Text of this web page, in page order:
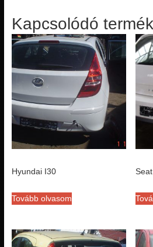
Kapcsolódó
Hyundai I30
Tovább olvasom